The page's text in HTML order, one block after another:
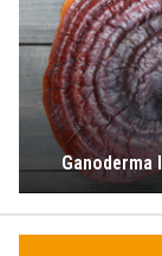
Ganoderma